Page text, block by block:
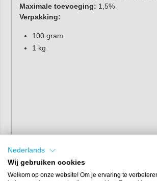
Maximale toevoeging: 1,5%
Verpakking:
100 gram
1 kg
Nederlands
Wij gebruiken cookies
Welkom op onze website! Om je ervaring te